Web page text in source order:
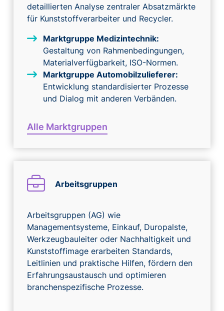
detaillierten Analyse zentraler Absatzmärkte
für Kunststoffverarbeiter und Recycler.
Marktgruppe Medizintechnik:
Gestaltung von Rahmenbedingungen,
Materialverfügbarkeit, ISO-Normen.
Marktgruppe Automobilzulieferer:
Entwicklung standardisierter Prozesse
und Dialog mit anderen Verbänden.
Alle Marktgruppen
Arbeitsgruppen
Arbeitsgruppen (AG) wie
Managementsysteme, Einkauf, Duropalste,
Werkzeugbauleiter oder Nachhaltigkeit und
Kunststoffimage erarbeiten Standards,
Leitlinien und praktische Hilfen, fördern den
Erfahrungsaustausch und optimieren
branchenspezifische Prozesse.